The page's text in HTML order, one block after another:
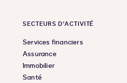
SECTEURS D’ACTIVITÉ
Services financiers
Assurance
Immobilier
Santé